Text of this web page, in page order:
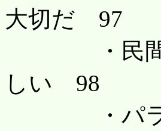
大切だ 97
・民間で
しい 98
・パラメ